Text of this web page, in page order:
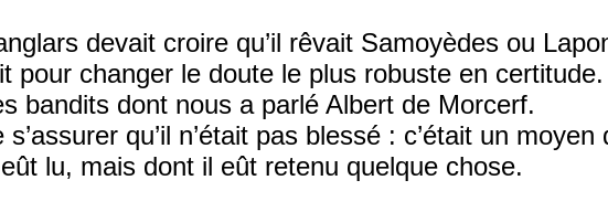
devait croire qu’il rêvait Samoyèdes ou
pour changer le doute le plus robuste en certitude.
dont nous a parlé Albert de Morcerf.
qu’il n’était pas blessé : c’était un moyen
lu, mais dont il eût retenu quelque chose.